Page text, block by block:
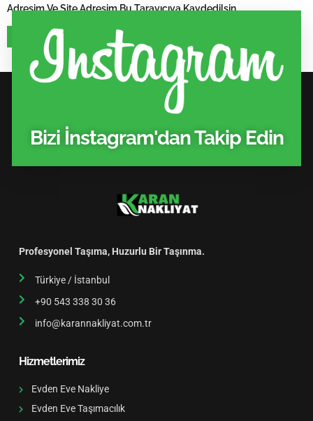
Adresim Ve Site Adresim Bu Tarayıcıya Kaydedilsin.
Bizi İnstagram'dan Takip Edin
Profesyonel Taşıma, Huzurlu Bir Taşınma.
Türkiye / İstanbul
+90 543 338 30 36
info@karannakliyat.com.tr
Hizmetlerimiz
Evden Eve Nakliye
Evden Eve Taşımacılık